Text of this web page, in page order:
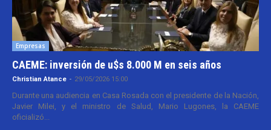
Empresas
CAEME: inversión de u$s 8.000 M en seis años
Christian Atance - 29/05/2026 15:00
Durante una audiencia en Casa Rosada con el presidente de la Nación,
Javier Milei, y el ministro de Salud, Mario Lugones, la CAEME
oficializó...